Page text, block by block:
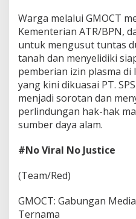
Warga melalui GMOCT
Kementerian ATR/BPN,
untuk mengusut tuntas
tanah dan menyelidiki
pemberian izin plasma
yang kini dikuasai PT.
menjadi sorotan dan
perlindungan hak-hak
sumber daya alam.
#No Viral No Justice
(Team/Red)
GMOCT: Gabungan
Ternama